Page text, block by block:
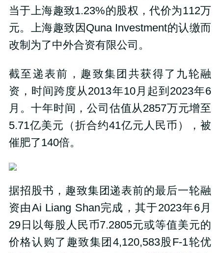
当于上海趣致1.23%的股权，代价为112万
元。上海趣致因Quna Investment的认缴而
改制为了中外合资有限公司。
截至递表前，趣致集团共获得了九轮融
资，时间跨度从2013年10月起到2023年6
月。十年时间，公司估值从2857万元增至
5.71亿美元（折合约41亿元人民币），被
催肥了140倍。
据招股书，趣致集团递表前的最后一轮融
资由Ai Liang Shan完成，其于2023年6月
29日以每股人民币7.2805元或等值美元的
价格认购了趣致集团4,120,583股F-1轮优